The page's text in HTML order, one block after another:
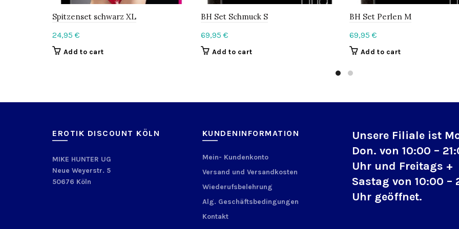
Spitzenset schwarz XL
24,95 €
Add to cart
BH Set Schmuck S
69,95 €
Add to cart
BH Set Perlen M
69,95 €
Add to cart
EROTIK DISCOUNT KÖLN
MIKE HUNTER UG
Neue Weyerstr. 5
50676 Köln
KUNDENINFORMATION
Mein- Kundenkonto
Versand und Versandkosten
Wiederufsbelehrung
Alg. Geschäftsbedingungen
Kontakt
Unsere Filiale ist
Don. von 10:00 –
Uhr und Freitags +
Sastag von 10:00 –
Uhr geöffnet.